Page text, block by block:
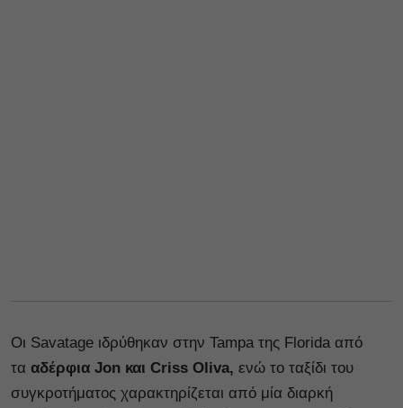
Οι Savatage ιδρύθηκαν στην Tampa της Florida από
τα αδέρφια Jon και Criss Oliva, ενώ το ταξίδι του
συγκροτήματος χαρακτηρίζεται από μία διαρκή